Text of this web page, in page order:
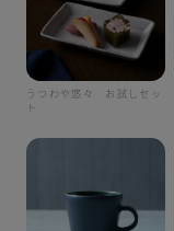
うつわや悠々 お試しセッ
ト